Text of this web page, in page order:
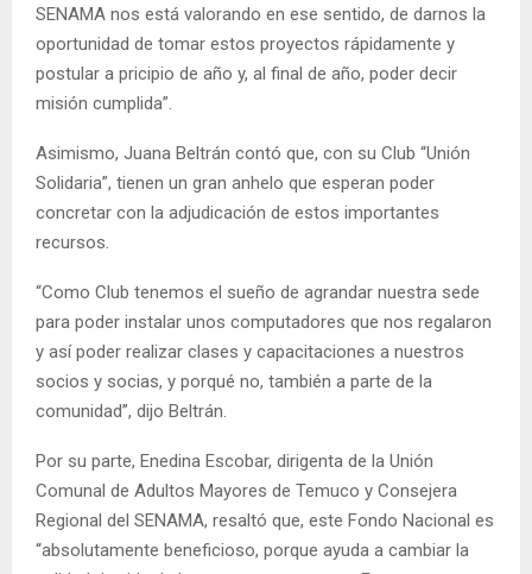
SENAMA nos está valorando en ese sentido, de darnos la
oportunidad de tomar estos proyectos rápidamente y
postular a pricipio de año y, al final de año, poder decir
misión cumplida”.
Asimismo, Juana Beltrán contó que, con su Club “Unión
Solidaria”, tienen un gran anhelo que esperan poder
concretar con la adjudicación de estos importantes
recursos.
“Como Club tenemos el sueño de agrandar nuestra sede
para poder instalar unos computadores que nos regalaron
y así poder realizar clases y capacitaciones a nuestros
socios y socias, y porqué no, también a parte de la
comunidad”, dijo Beltrán.
Por su parte, Enedina Escobar, dirigenta de la Unión
Comunal de Adultos Mayores de Temuco y Consejera
Regional del SENAMA, resaltó que, este Fondo Nacional es
“absolutamente beneficioso, porque ayuda a cambiar la